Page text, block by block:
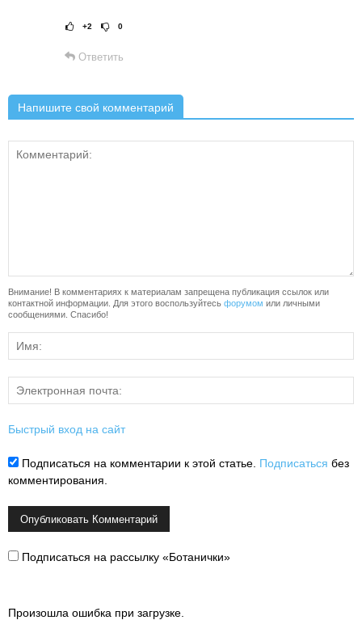
Рейтинг статьи:
+2 0
Ответить
Напишите свой комментарий
Внимание! В комментариях к материалам запрещена публикация ссылок или
контактной информации. Для этого воспользуйтесь форумом или личными
сообщениями. Спасибо!
Быстрый вход на сайт
Подписаться на комментарии к этой статье. Подписаться без
комментирования.
Подписаться на рассылку «Ботанички»
Произошла ошибка при загрузке.